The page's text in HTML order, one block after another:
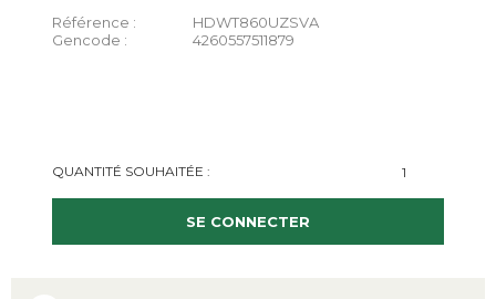
Référence :
HDWT860UZSVA
Gencode :
4260557511879
QUANTITÉ SOUHAITÉE :
SE CONNECTER